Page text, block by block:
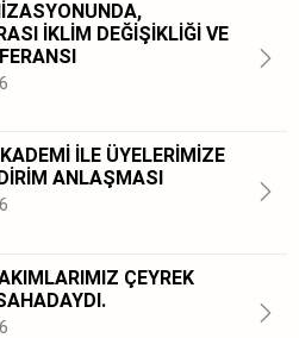
İKLİM DEĞİŞİKLİĞİ VE
İLE ÜYELERİMİZE
ANLAŞMASI
ÇEYREK